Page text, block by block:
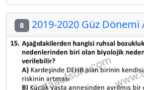
8 2019-2020 Güz Dönemi